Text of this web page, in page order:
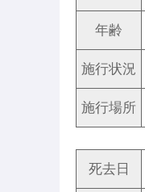
年齢
施行状況
施行場所
死去日